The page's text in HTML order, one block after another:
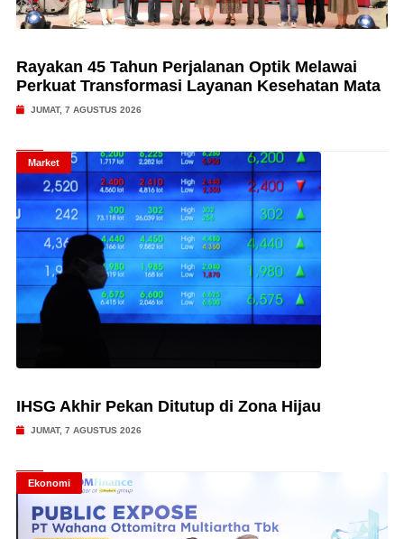
Rayakan 45 Tahun Perjalanan Optik Melawai
Perkuat Transformasi Layanan Kesehatan Mata
JUMAT, 7 AGUSTUS 2026
Market
IHSG Akhir Pekan Ditutup di Zona Hijau
JUMAT, 7 AGUSTUS 2026
Ekonomi